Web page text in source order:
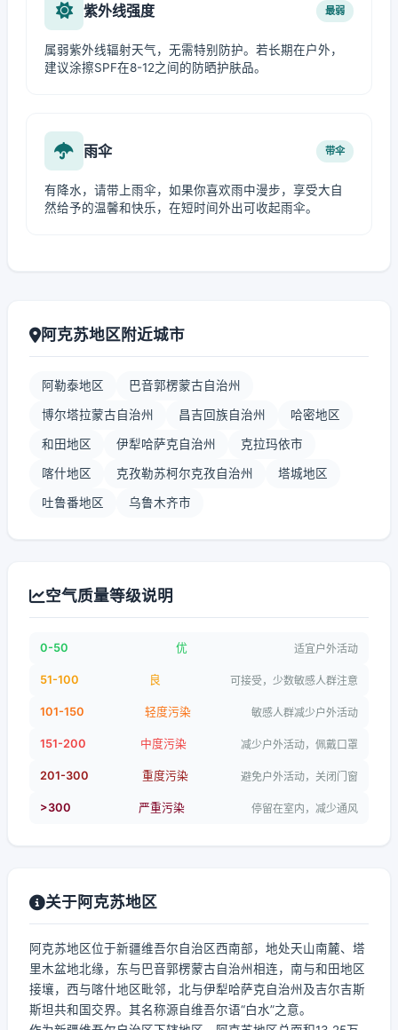
紫外线强度 最弱
属弱紫外线辐射天气，无需特别防护。若长期在户外，
建议涂擦SPF在8-12之间的防晒护肤品。
雨伞 带伞
有降水，请带上雨伞，如果你喜欢雨中漫步，享受大自
然给予的温馨和快乐，在短时间外出可收起雨伞。
阿克苏地区附近城市
阿勒泰地区 巴音郭楞蒙古自治州
博尔塔拉蒙古自治州 昌吉回族自治州 哈密地区
和田地区 伊犁哈萨克自治州 克拉玛依市
喀什地区 克孜勒苏柯尔克孜自治州 塔城地区
吐鲁番地区 乌鲁木齐市
空气质量等级说明
0-50 优 适宜户外活动
51-100 良 可接受，少数敏感人群注意
101-150 轻度污染 敏感人群减少户外活动
151-200 中度污染 减少户外活动，佩戴口罩
201-300 重度污染 避免户外活动，关闭门窗
>300 严重污染 停留在室内，减少通风
关于阿克苏地区
阿克苏地区位于新疆维吾尔自治区西南部，地处天山南麓、塔
里木盆地北缘，东与巴音郭楞蒙古自治州相连，南与和田地区
接壤，西与喀什地区毗邻，北与伊犁哈萨克自治州及吉尔吉斯
斯坦共和国交界。其名称源自维吾尔语“白水”之意。